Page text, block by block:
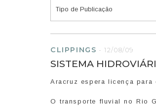
CLIPPINGS -12/08/09
SISTEMA
Aracruz espera licença para
O transporte fluvial no Rio